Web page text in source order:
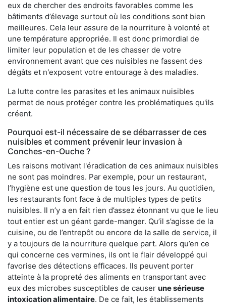
eux de chercher des endroits favorables comme les
bâtiments d’élevage surtout où les conditions sont bien
meilleures. Cela leur assure de la nourriture à volonté et
une température appropriée. Il est donc primordial de
limiter leur population et de les chasser de votre
environnement avant que ces nuisibles ne fassent des
dégâts et n'exposent votre entourage à des maladies.
La lutte contre les parasites et les animaux nuisibles
permet de nous protéger contre les problématiques qu'ils
créent.
Pourquoi est-il nécessaire de se débarrasser de ces
nuisibles et comment prévenir leur invasion à
Conches-en-Ouche ?
Les raisons motivant l'éradication de ces animaux nuisibles
ne sont pas moindres. Par exemple, pour un restaurant,
l’hygiène est une question de tous les jours. Au quotidien,
les restaurants font face à de multiples types de petits
nuisibles. Il n’y a en fait rien d’assez étonnant vu que le lieu
tout entier est un géant garde-manger. Qu’il s’agisse de la
cuisine, ou de l’entrepôt ou encore de la salle de service, il
y a toujours de la nourriture quelque part. Alors qu’en ce
qui concerne ces vermines, ils ont le flair développé qui
favorise des détections efficaces. Ils peuvent porter
atteinte à la propreté des aliments en transportant avec
eux des microbes susceptibles de causer une sérieuse
intoxication alimentaire. De ce fait, les établissements